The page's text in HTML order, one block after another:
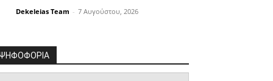
Dekeleias Team - 7 Αυγούστου, 2026